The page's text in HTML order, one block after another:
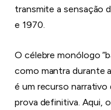
transmite a sensação
e 1970.
O célebre monólogo
como mantra durante
é um recurso
prova definitiva. Aqui,